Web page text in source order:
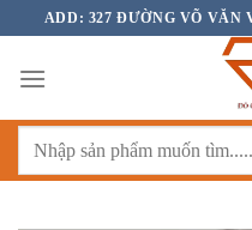
nội
ADD: 327 ĐƯỜNG VÕ VĂN